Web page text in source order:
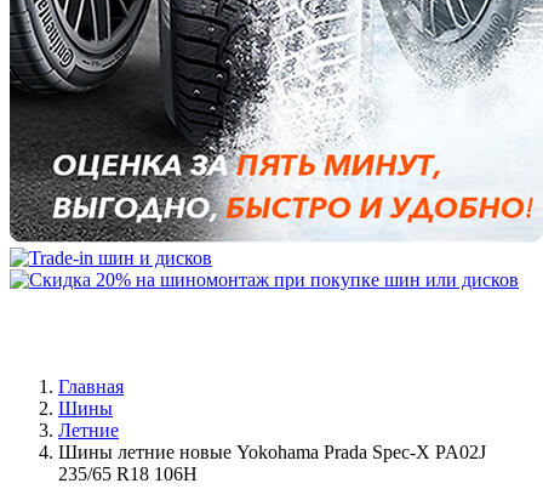
Главная
Шины
Летние
Шины летние новые Yokohama Prada Spec-X PA02J
235/65 R18 106H